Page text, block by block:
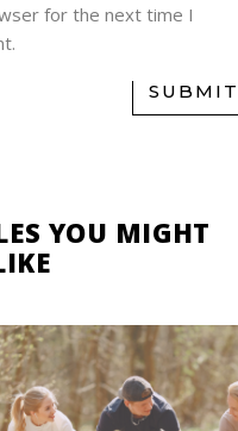
for the next time I
SUBMIT
YOU MIGHT